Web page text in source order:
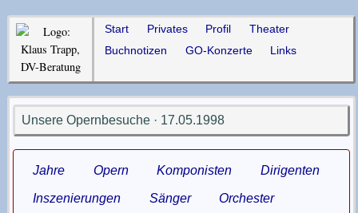
Start Privates Profil
Theater
Buchnotizen
GO-Konzerte Links
Unsere Opernbesuche · 17.05.1998
Jahre Opern Komponisten Dirigenten
Inszenierungen Sänger Orchester